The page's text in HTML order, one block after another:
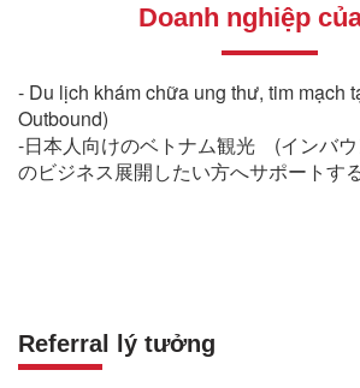
Doanh nghiệp
- Du lịch khám chữa ung thư, tim mạch
Outbound)
-日本人向けのベトナム観光 (インバ
のビジネス展開したい方へサポートする
Referral lý tưởng